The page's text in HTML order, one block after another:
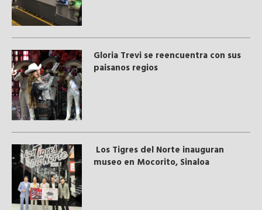
Gloria Trevi se reencuentra con sus
paisanos regios
Los Tigres del Norte inauguran
museo en Mocorito, Sinaloa